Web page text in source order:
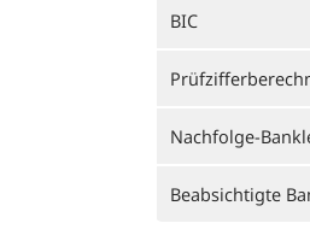
BIC
Nachfolge-
Beabsichtigte